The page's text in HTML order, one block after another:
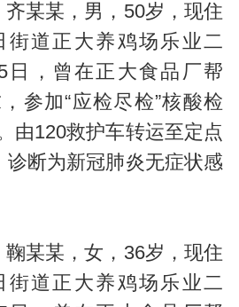
某某，男，50岁，现住
街道正大养鸡场乐业二
日，曾在正大食品厂帮
参加“应检尽检”核酸检
由120救护车转运至定点
诊断为新冠肺炎无症状感
某某，女，36岁，现住
街道正大养鸡场乐业二